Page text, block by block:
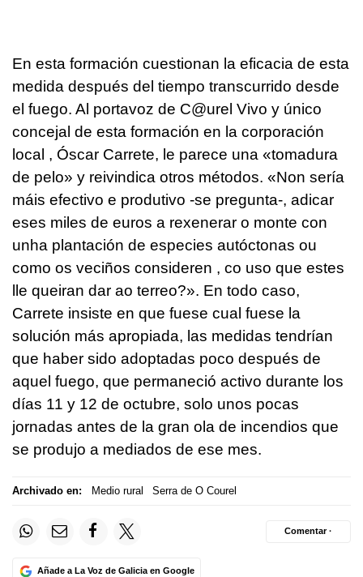
En esta formación cuestionan la eficacia de esta
medida después del tiempo transcurrido desde
el fuego. Al portavoz de C@urel Vivo y único
concejal de esta formación en la corporación
local , Óscar Carrete, le parece una «tomadura
de pelo» y reivindica otros métodos. «Non sería
máis efectivo e produtivo -se pregunta-, adicar
eses miles de euros a rexenerar o monte con
unha plantación de especies autóctonas ou
como os veciños consideren , co uso que estes
lle queiran dar ao terreo?». En todo caso,
Carrete insiste en que fuese cual fuese la
solución más apropiada, las medidas tendrían
que haber sido adoptadas poco después de
aquel fuego, que permaneció activo durante los
días 11 y 12 de octubre, solo unos pocas
jornadas antes de la gran ola de incendios que
se produjo a mediados de ese mes.
Archivado en: Medio rural Serra de O Courel
Añade a La Voz de Galicia en Google
Comentar ·